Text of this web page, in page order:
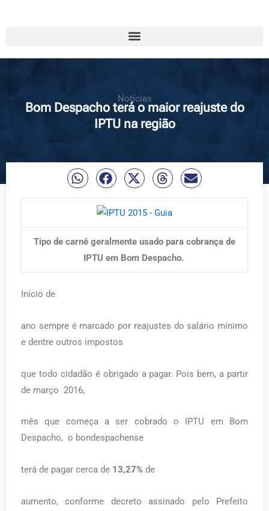
Notícias
Bom Despacho terá o maior reajuste do
IPTU na região
Tipo de carnê geralmente usado para cobrança de
IPTU em Bom Despacho.
Início de
ano sempre é marcado por reajustes do salário mínimo
e dentre outros impostos
que todo cidadão é obrigado a pagar. Pois bem, a partir
de março 2016,
mês que começa a ser cobrado o IPTU em Bom
Despacho, o bondespachense
terá de pagar cerca de 13,27% de
aumento, conforme decreto assinado pelo Prefeito